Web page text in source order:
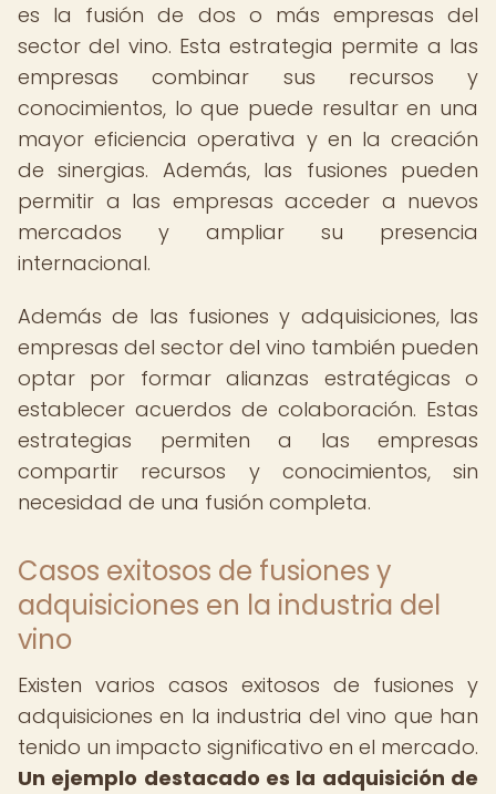
es la fusión de dos o más empresas del
sector del vino. Esta estrategia permite a las
empresas combinar sus recursos y
conocimientos, lo que puede resultar en una
mayor eficiencia operativa y en la creación
de sinergias. Además, las fusiones pueden
permitir a las empresas acceder a nuevos
mercados y ampliar su presencia
internacional.
Además de las fusiones y adquisiciones, las
empresas del sector del vino también pueden
optar por formar alianzas estratégicas o
establecer acuerdos de colaboración. Estas
estrategias permiten a las empresas
compartir recursos y conocimientos, sin
necesidad de una fusión completa.
Casos exitosos de fusiones y
adquisiciones en la industria del
vino
Existen varios casos exitosos de fusiones y
adquisiciones en la industria del vino que han
tenido un impacto significativo en el mercado.
Un ejemplo destacado es la adquisición de